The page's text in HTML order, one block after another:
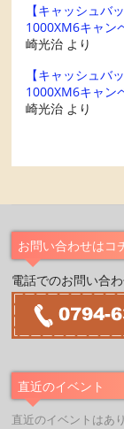
【キャッシュバ
1000XM6キャン
崎光治 より
【キャッシュバ
1000XM6キャン
崎光治 より
お問い合わせはコ
電話でのお問い合
直近のイベント
直近のイベントはあ